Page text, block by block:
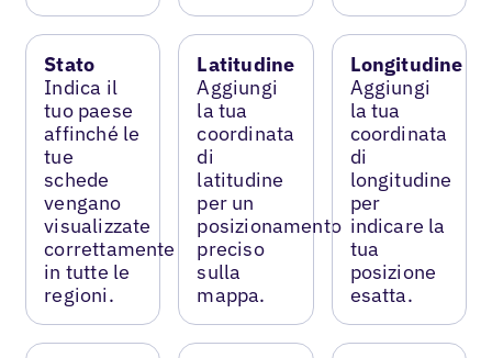
Stato
Indica il
tuo paese
affinché le
tue
schede
vengano
visualizzate
correttamente
in tutte le
regioni.
Latitudine
Aggiungi
la tua
coordinata
di
latitudine
per un
posizionamento
preciso
sulla
mappa.
Longitudine
Aggiungi
la tua
coordinata
di
longitudine
per
indicare la
tua
posizione
esatta.